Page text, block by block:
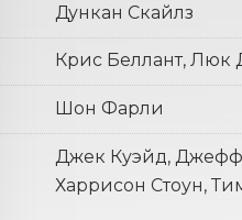
Дункан Скайлз
Крис Беллант, Люк
Шон Фарли
Джек Куэйд,
Харрисон Стоун,